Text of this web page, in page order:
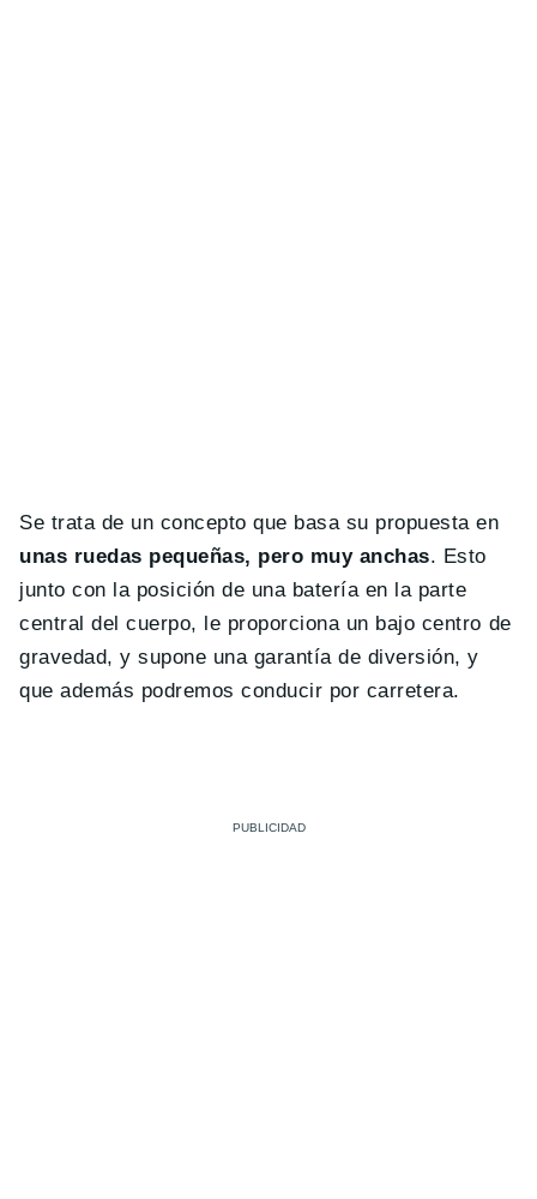
Se trata de un concepto que basa su propuesta en
unas ruedas pequeñas, pero muy anchas. Esto
junto con la posición de una batería en la parte
central del cuerpo, le proporciona un bajo centro de
gravedad, y supone una garantía de diversión, y
que además podremos conducir por carretera.